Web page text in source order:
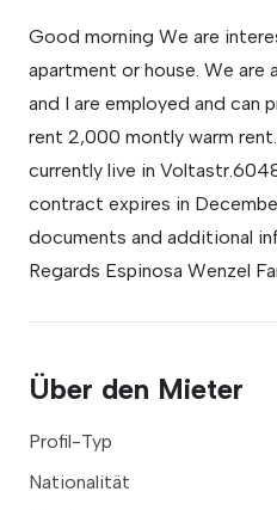
Good morning We are
apartment or house. We are
and I are employed and can
rent 2,000 montly warm
currently live in
contract expires in
documents and additional
Regards Espinosa Wenzel
Über den Mieter
Profil-Typ
Nationalität